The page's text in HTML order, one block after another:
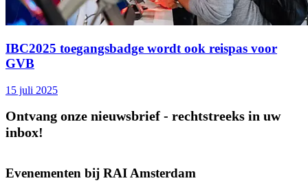
IBC2025 toegangsbadge wordt ook reispas voor
GVB
15 juli 2025
Ontvang onze nieuwsbrief - rechtstreeks in uw
inbox!
Evenementen bij RAI Amsterdam